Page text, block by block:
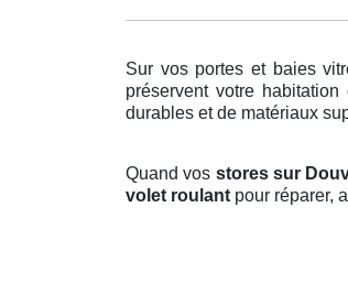
Sur vos portes et baies
préservent votre
durables et de matériaux
Quand vos stores sur
volet roulant pour réparer,